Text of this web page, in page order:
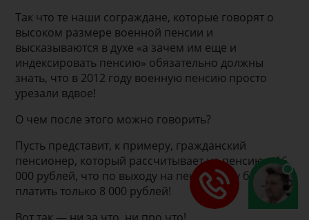
Так что те наши сограждане, которые говорят о
высоком размере военной пенсии и
высказываются в духе «а зачем им еще и
индексировать пенсию» обязательно должны
знать, что в 2012 году военную пенсию просто
урезали вдвое!
О чем после этого можно говорить?
Пусть представит, к примеру, гражданский
пенсионер, который рассчитывает на пенсию в 16
000 рублей, что по выходу на пенсию ему будут
платить только 8 000 рублей!